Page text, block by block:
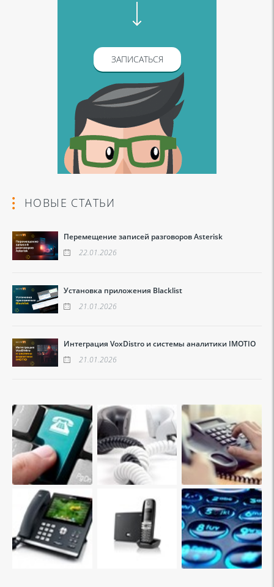
ЗАПИСАТЬСЯ
НОВЫЕ СТАТЬИ
Перемещение записей разговоров Asterisk
22.01.2026
Установка приложения Blacklist
21.01.2026
Интеграция VoxDistro и системы аналитики IMOTIO
21.01.2026